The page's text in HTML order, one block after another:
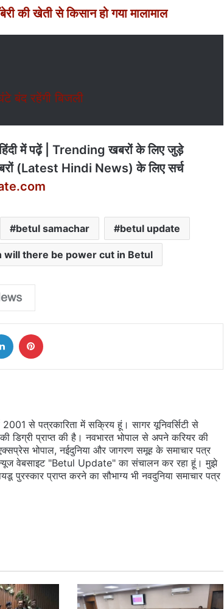
खेती से किसान हो गया मालामाल
रहेंगी बिजली
में पढ़ें | Trending खबरों के लिए जुड़े
(Latest Hindi News) के लिए सर्च
betul samachar betul update
will there be power cut in Betul
LinkedIn
से पत्रकारिता में सक्रिय हूं। सागर यूनिवर्सिटी से
डिग्री प्राप्त की है। नवभारत भोपाल से अपने करियर की
भोपाल, नईदुनिया और जागरण समूह के समाचार पत्र
न्यूज वेबसाइट "Betul Update" का संचालन कर रहा हूं। मुझे
पुरस्कार प्राप्त करने का सौभाग्य भी नवदुनिया समाचार पत्र